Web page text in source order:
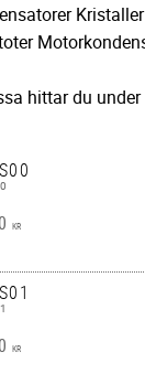
hittar du
KR
KR